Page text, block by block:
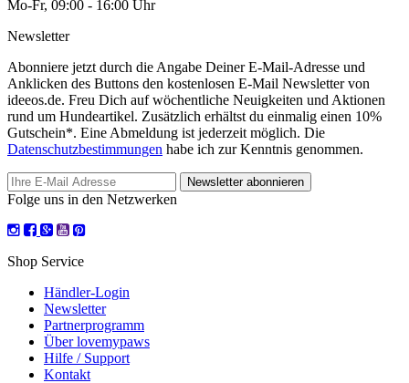
Mo-Fr, 09:00 - 16:00 Uhr
Newsletter
Abonniere jetzt durch die Angabe Deiner E-Mail-Adresse und
Anklicken des Buttons den kostenlosen E-Mail Newsletter von
ideeos.de. Freu Dich auf wöchentliche Neuigkeiten und Aktionen
rund um Hundeartikel. Zusätzlich erhältst du einmalig einen 10%
Gutschein*. Eine Abmeldung ist jederzeit möglich. Die
Datenschutzbestimmungen habe ich zur Kenntnis genommen.
Newsletter abonnieren
Folge uns in den Netzwerken
Shop Service
Händler-Login
Newsletter
Partnerprogramm
Über lovemypaws
Hilfe / Support
Kontakt